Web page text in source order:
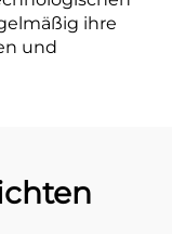
ihre
und